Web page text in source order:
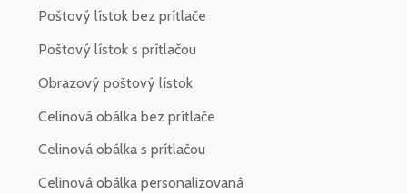
Poštový lístok bez prítlače
Poštový lístok s prítlačou
Obrazový poštový lístok
Celinová obálka bez prítlače
Celinová obálka s prítlačou
Celinová obálka personalizovaná